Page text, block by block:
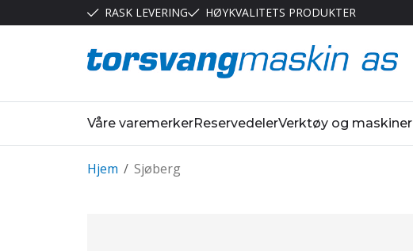
RASK LEVERING HØYKVALITETS PRODUKTER
Våre varemerkerReservedelerVerktøy og maskiner
/
Hjem Sjøberg